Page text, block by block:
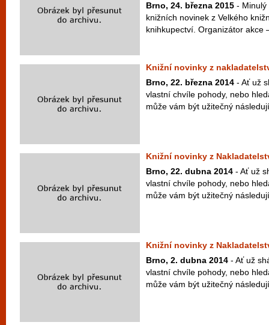
Brno, 24. března 2015 - Minulý
knižních novinek z Velkého
knihkupectví. Organizátor akce
Knižní novinky z
Brno, 22. března 2014 - Ať už
vlastní chvíle pohody, nebo
může vám být užitečný
Knižní novinky z
Brno, 22. dubna 2014 - Ať už
vlastní chvíle pohody, nebo
může vám být užitečný
Knižní novinky z
Brno, 2. dubna 2014 - Ať už
vlastní chvíle pohody, nebo
může vám být užitečný